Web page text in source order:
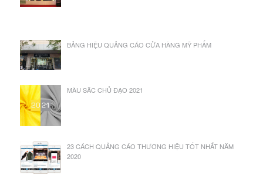
BẢNG HIỆU QUẢNG CÁO CỬA HÀNG MỸ PHẨM
MÀU SĂC CHỦ ĐẠO 2021
23 CÁCH QUẢNG CÁO THƯƠNG HIỆU TỐT NHẤT NĂM
2020